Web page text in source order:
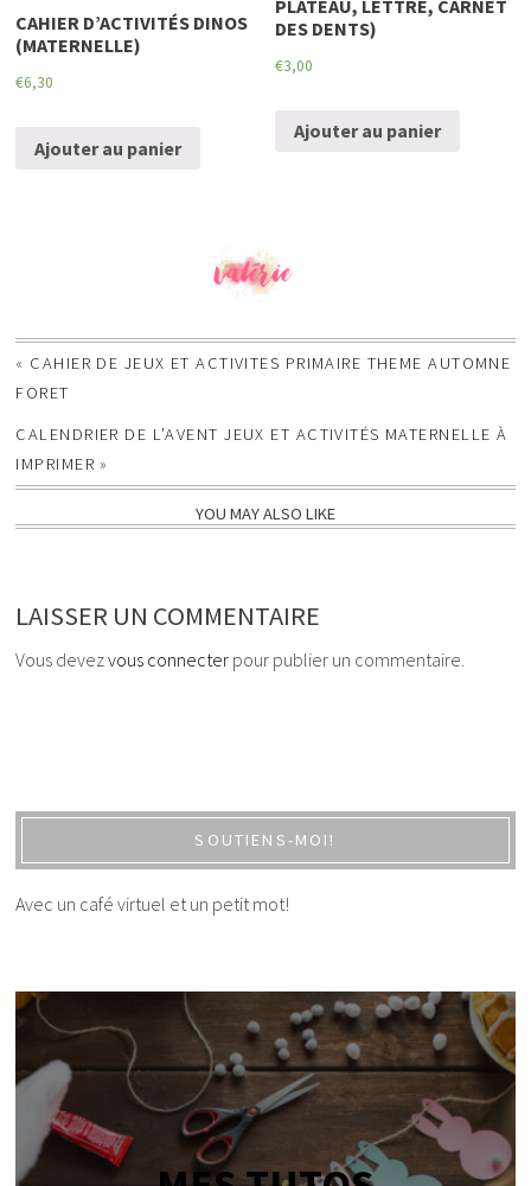
CAHIER D’ACTIVITÉS DINOS
(MATERNELLE)
€6,30
Ajouter au panier
PLATEAU, LETTRE, CARNET
DES DENTS)
€3,00
Ajouter au panier
« CAHIER DE JEUX ET ACTIVITES PRIMAIRE THEME AUTOMNE
FORET
CALENDRIER DE L’AVENT JEUX ET ACTIVITÉS MATERNELLE À
IMPRIMER »
YOU MAY ALSO LIKE
LAISSER UN COMMENTAIRE
Vous devezvous connecter pour publier un commentaire.
SOUTIENS-MOI!
Avec un café virtuel et un petit mot!